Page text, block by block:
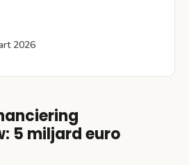
2026
5 miljard euro